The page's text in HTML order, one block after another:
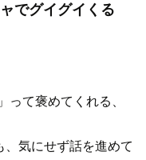
でグイグイくる
って褒めてくれる、
気にせず話を進めて